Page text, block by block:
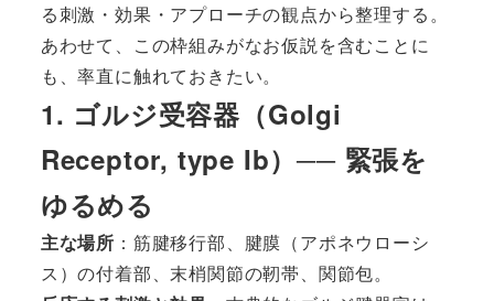
る刺激・効果・アプローチの観点から整理する。
あわせて、この枠組みがなお仮説を含むことに
も、率直に触れておきたい。
1. ゴルジ受容器（Golgi
Receptor, type Ib）── 緊張を
ゆるめる
主な場所 ：筋腱移行部、腱膜（アポネウローシ
ス）の付着部、末梢関節の靭帯、関節包。